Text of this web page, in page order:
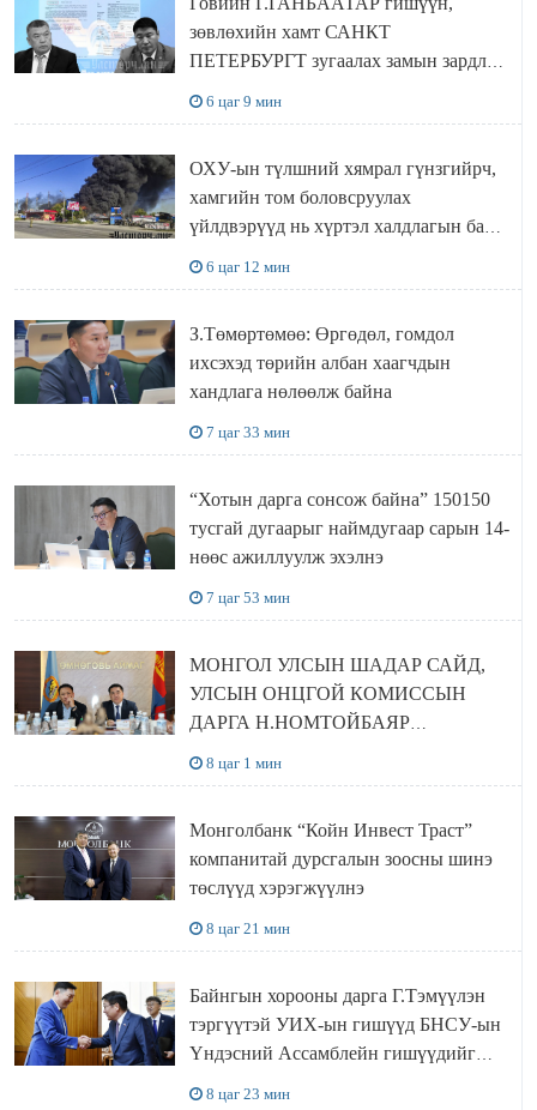
зөвлөхийн хамт САНКТ
ПЕТЕРБУРГТ зугаалах замын зардлаа
6 цаг 9 мин
ОХУ-ын түлшний хямрал гүнзгийрч,
хамгийн том боловсруулах
үйлдвэрүүд нь хүртэл халдлагын бай
6 цаг 12 мин
З.Төмөртөмөө: Өргөдөл, гомдол
ихсэхэд төрийн албан хаагчдын
хандлага нөлөөлж байна
7 цаг 33 мин
“Хотын дарга сонсож байна” 150150
тусгай дугаарыг наймдугаар сарын 14-
нөөс ажиллуулж эхэлнэ
7 цаг 53 мин
МОНГОЛ УЛСЫН ШАДАР САЙД,
УЛСЫН ОНЦГОЙ КОМИССЫН
ДАРГА Н.НОМТОЙБАЯР
8 цаг 1 мин
Монголбанк “Койн Инвест Траст”
компанитай дурсгалын зоосны шинэ
төслүүд хэрэгжүүлнэ
8 цаг 21 мин
Байнгын хорооны дарга Г.Тэмүүлэн
тэргүүтэй УИХ-ын гишүүд БНСУ-ын
Үндэсний Ассамблейн гишүүдийг
8 цаг 23 мин